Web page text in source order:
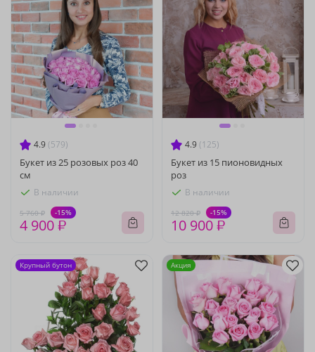
4.9 (579)
Букет из 25 розовых роз 40
см
В наличии
5 760 ₽ -15%
4 900 ₽
4.9 (125)
Букет из 15 пионовидных
роз
В наличии
12 820 ₽ -15%
10 900 ₽
Крупный бутон Акция